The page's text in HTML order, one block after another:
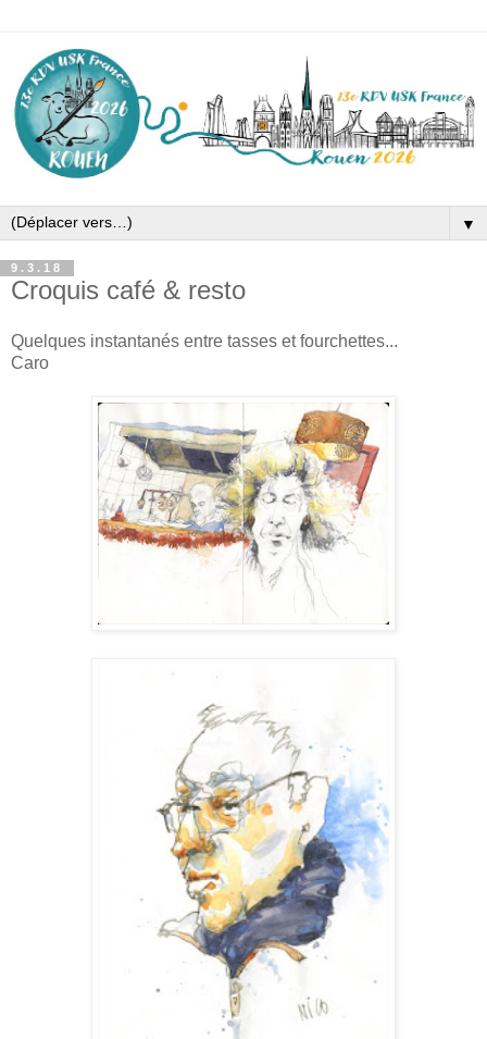
▼
9.3.18
Croquis café & resto
Quelques instantanés entre tasses et fourchettes...
Caro